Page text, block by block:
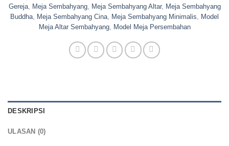
Gereja, Meja Sembahyang, Meja Sembahyang Altar, Meja Sembahyang
Buddha
Meja Sembahyang Cina Meja Sembahyang Minimalis
Model
Meja Altar Sembahyang, Model Meja Persembahan
DESKRIPSI
ULASAN (0)